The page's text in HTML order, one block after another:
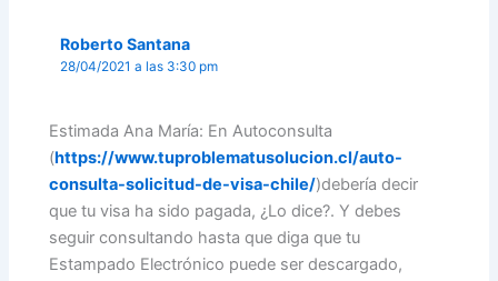
Roberto Santana
28/04/2021 a las 3:30 pm
Estimada Ana María: En Autoconsulta
(https://www.tuproblematusolucion.cl/auto-
consulta-solicitud-de-visa-chile/)debería decir
que tu visa ha sido pagada, ¿Lo dice?. Y debes
seguir consultando hasta que diga que tu
Estampado Electrónico puede ser descargado,